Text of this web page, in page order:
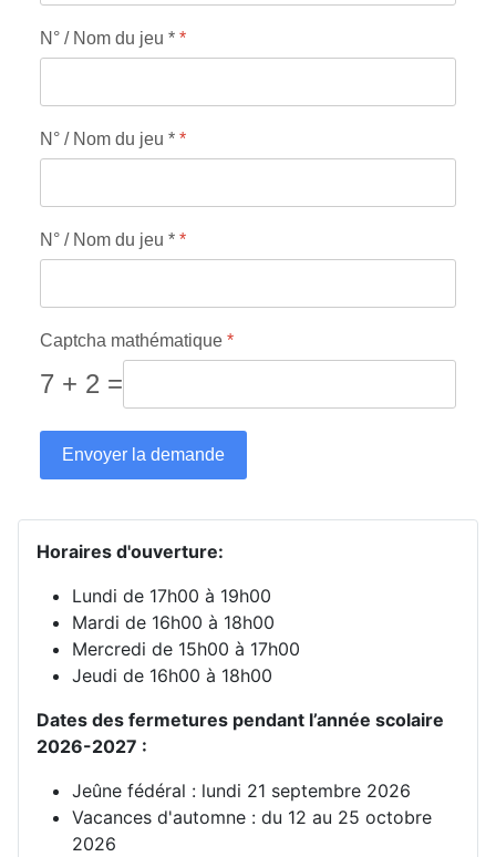
N° / Nom du jeu * *
N° / Nom du jeu * *
N° / Nom du jeu * *
Captcha mathématique *
7 + 2 =
Envoyer la demande
Horaires d'ouverture:
Lundi de 17h00 à 19h00
Mardi de 16h00 à 18h00
Mercredi de 15h00 à 17h00
Jeudi de 16h00 à 18h00
Dates des fermetures pendant l’année scolaire
2026-2027 :
Jeûne fédéral : lundi 21 septembre 2026
Vacances d'automne : du 12 au 25 octobre
2026